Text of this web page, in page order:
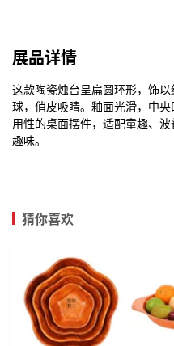
展品详情
这款陶瓷烛台呈扁圆环形，饰
球，俏皮吸睛。釉面光滑，中
用性的桌面摆件，适配童趣、
趣味。
猜你喜欢